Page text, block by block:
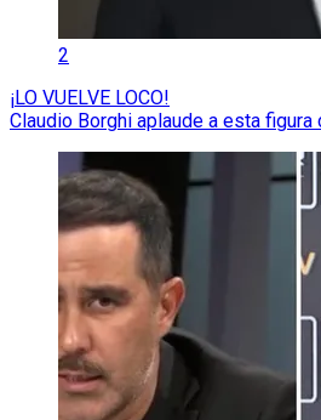
2
¡LO VUELVE LOCO!
Claudio Borghi aplaude a esta